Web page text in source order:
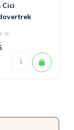
Cici